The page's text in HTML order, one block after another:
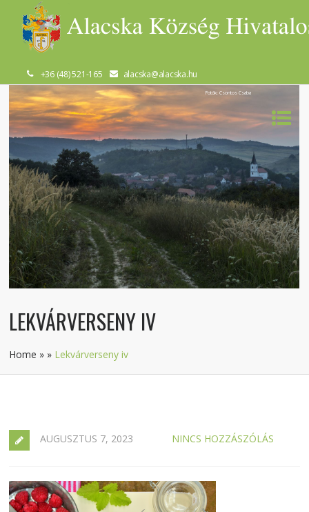
+36 (48) 521-165 alacska@alacska.hu
Fotók: Csontos Csaba
LEKVÁRVERSENY IV
Home » » Lekvárverseny iv
AUGUSZTUS 7, 2023 NINCS HOZZÁSZÓLÁS